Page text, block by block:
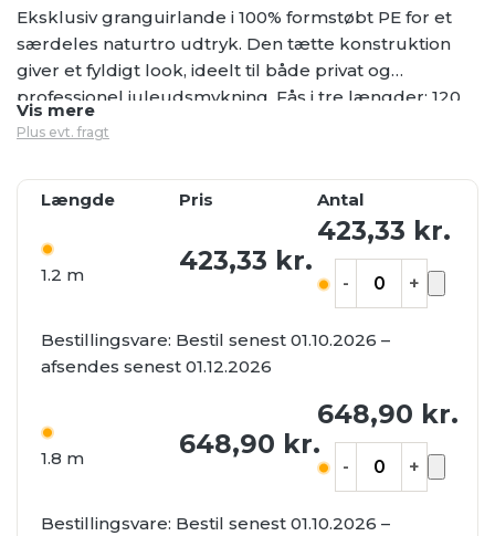
Eksklusiv granguirlande i 100% formstøbt PE for et
særdeles naturtro udtryk. Den tætte konstruktion
giver et fyldigt look, ideelt til både privat og
professionel juleudsmykning. Fås i tre længder: 120
cm (555 tips), 180 cm (915 tips) og 270 cm (1500 tips).
Vis mere
Plus evt. fragt
Længde Pris Antal
1.2 m 423,33 kr.
423,33 kr.
- +
Bestillingsvare: Bestil senest 01.10.2026 –
afsendes senest 01.12.2026
1.8 m 648,90 kr.
648,90 kr.
- +
Bestillingsvare: Bestil senest 01.10.2026 –